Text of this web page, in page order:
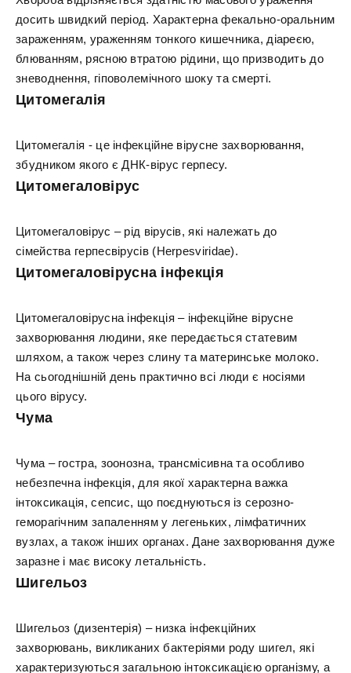
досить швидкий період. Характерна фекально-оральним
зараженням, ураженням тонкого кишечника, діареєю,
блюванням, рясною втратою рідини, що призводить до
зневоднення, гіповолемічного шоку та смерті.
Цитомегалія
Цитомегалія - це інфекційне вірусне захворювання,
збудником якого є ДНК-вірус герпесу.
Цитомегаловірус
Цитомегаловірус – рід вірусів, які належать до
сімейства герпесвірусів (Herpesviridae).
Цитомегаловірусна інфекція
Цитомегаловірусна інфекція – інфекційне вірусне
захворювання людини, яке передається статевим
шляхом, а також через слину та материнське молоко.
На сьогоднішній день практично всі люди є носіями
цього вірусу.
Чума
Чума – гостра, зоонозна, трансмісивна та особливо
небезпечна інфекція, для якої характерна важка
інтоксикація, сепсис, що поєднуються із серозно-
геморагічним запаленням у легеньких, лімфатичних
вузлах, а також інших органах. Дане захворювання дуже
заразне і має високу летальність.
Шигельоз
Шигельоз (дизентерія) – низка інфекційних
захворювань, викликаних бактеріями роду шигел, які
характеризуються загальною інтоксикацією організму, а